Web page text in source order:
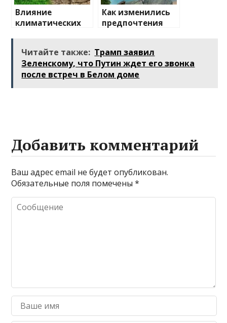
Влияние
климатических
направления
Как изменились
предпочтения
Читайте также: Трамп заявил
Зеленскому, что Путин ждет его звонка
после встреч в Белом доме
Добавить комментарий
Ваш адрес email не будет опубликован.
Обязательные поля помечены*